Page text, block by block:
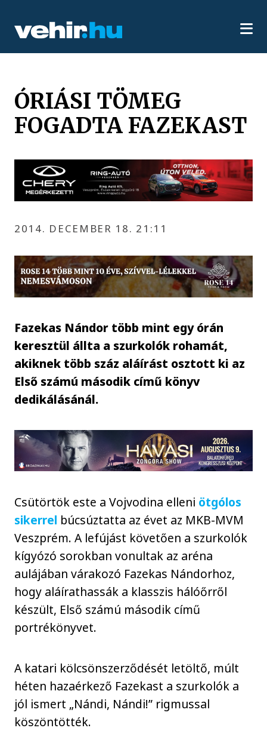
ÓRIÁSI TÖMEG
FOGADTA FAZEKAST
2014. DECEMBER 18. 21:11
Fazekas Nándor több mint egy órán
keresztül állta a szurkolók rohamát,
akiknek több száz aláírást osztott ki az
Első számú második című könyv
dedikálásánál.
Csütörtök este a Vojvodina elleni ötgólos
sikerrel búcsúztatta az évet az MKB-MVM
Veszprém. A lefújást követően a szurkolók
kígyózó sorokban vonultak az aréna
aulájában várakozó Fazekas Nándorhoz,
hogy aláírathassák a klasszis hálóőrről
készült, Első számú második című
portrékönyvet.
A katari kölcsönszerződését letöltő, múlt
héten hazaérkező Fazekast a szurkolók a
jól ismert „Nándi, Nándi!” rigmussal
köszöntötték.